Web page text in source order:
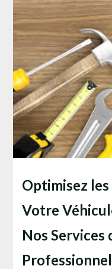
Optimisez
Votre
Nos Services